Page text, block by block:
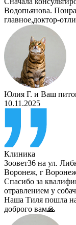
Водопьянова.
главное,доктор-
Юлия Г. и Ваш
10.11.2025
Клиника
Зоовет36 на ул.
Воронеж, г
Спасибо за
отравлением у
Наша Тиля пошла
доброго вам🙏